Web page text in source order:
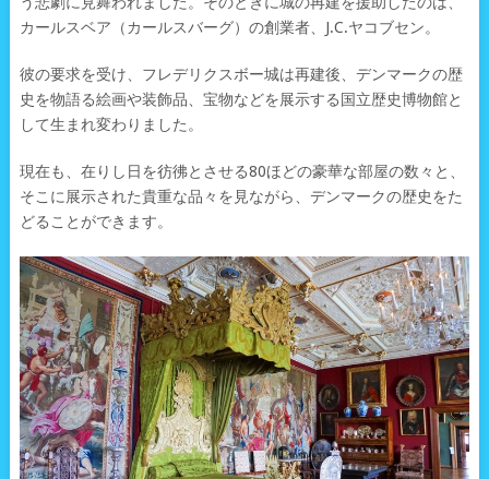
カールスベア（カールスバーグ）の創業者、J.C.ヤコブセン。
彼の要求を受け、フレデリクスボー城は再建後、デンマークの歴
史を物語る絵画や装飾品、宝物などを展示する国立歴史博物館と
して生まれ変わりました。
現在も、在りし日を彷彿とさせる80ほどの豪華な部屋の数々と、
そこに展示された貴重な品々を見ながら、デンマークの歴史をた
どることができます。